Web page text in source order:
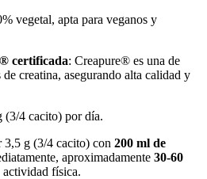
vegetal, apta para veganos y
certificada: Creapure® es una de
de creatina, asegurando alta calidad y
(3/4 cacito) por día.
3,5 g (3/4 cacito) con 200 ml de
aproximadamente 30-60
física.